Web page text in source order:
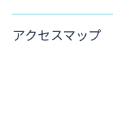
アクセスマップ